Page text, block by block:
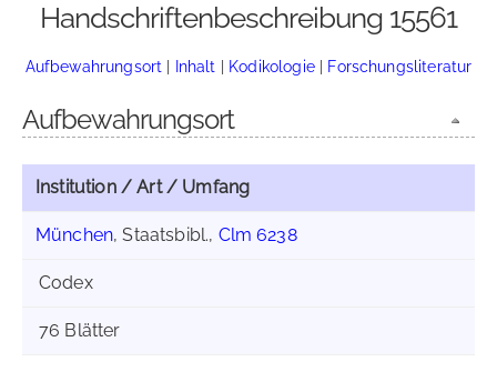
Handschriftenbeschreibung 15561
Aufbewahrungsort | Inhalt | Kodikologie| Forschungsliteratur
Aufbewahrungsort
Institution / Art / Umfang
München, Staatsbibl., Clm 6238
Codex
76 Blätter